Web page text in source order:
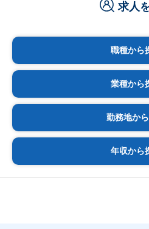
求人
職種から
業種から
勤務地か
年収から